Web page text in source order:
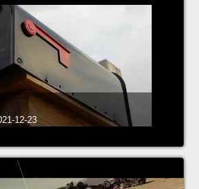
12-23